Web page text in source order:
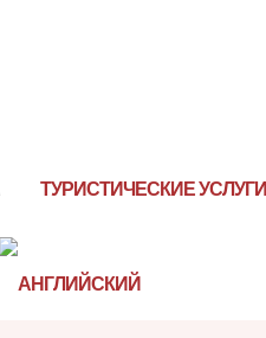
ТУРИСТИЧЕСКИЕ УСЛУГИ